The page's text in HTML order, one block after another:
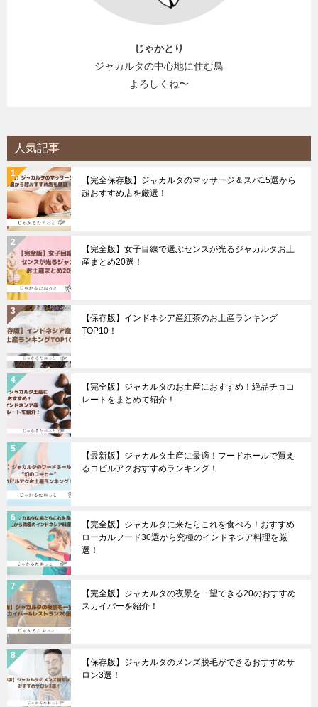
じゃかとり
ジャカルタの中心地に住む鳥
よろしくね〜
人気記事
【完全保存版】ジャカルタのマッサージ＆スパ15選から
超おすすめ店を厳選！
【完全版】女子目線で選ぶセンスが光るジャカルタお土
産まとめ20選！
【保存版】インドネシア産紅茶のお土産ランキング
TOP10！
【完全版】ジャカルタのお土産におすすめ！絶品チョコ
レートをまとめて紹介！
【最新版】ジャカルタ土産に最適！フードホールで買え
るコピルアクおすすめランキング！
【完全版】ジャカルタに来たらこれを食べろ！おすすめ
ローカルフード30選から究極のインドネシア料理を厳
選！
【完全版】ジャカルタの夜景を一望できる20のおすすめ
スカイバーを紹介！
【保存版】ジャカルタのメンズ脱毛ができるおすすめサ
ロン3選！